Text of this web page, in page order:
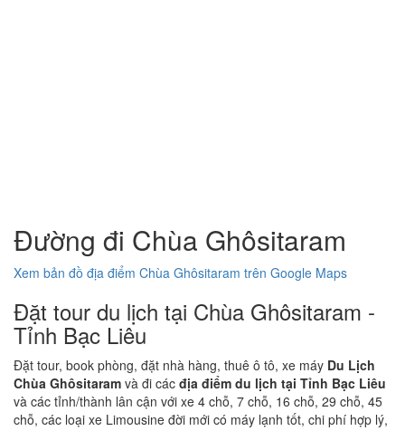
Đường đi Chùa Ghôsitaram
Xem bản đồ địa điểm Chùa Ghôsitaram trên Google Maps
Đặt tour du lịch tại Chùa Ghôsitaram -
Tỉnh Bạc Liêu
Đặt tour, book phòng, đặt nhà hàng, thuê ô tô, xe máy Du Lịch
Chùa Ghôsitaram và đi các địa điểm du lịch tại Tỉnh Bạc Liêu
và các tỉnh/thành lân cận với xe 4 chỗ, 7 chỗ, 16 chỗ, 29 chỗ, 45
chỗ, các loại xe Limousine đời mới có máy lạnh tốt, chi phí hợp lý,